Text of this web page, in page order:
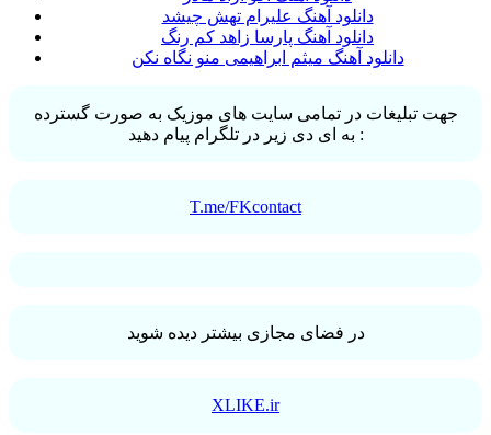
دانلود آهنگ علیرام تهش چیشد
دانلود آهنگ پارسا زاهد کم رنگ
دانلود آهنگ میثم ابراهیمی منو نگاه نکن
جهت تبلیغات در تمامی سایت های موزیک به صورت گسترده
به ای دی زیر در تلگرام پیام دهید :
T.me/FKcontact
در فضای مجازی بیشتر دیده شوید
XLIKE.ir